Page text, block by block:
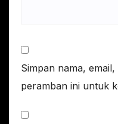
Simpan nama,
peramban ini untuk